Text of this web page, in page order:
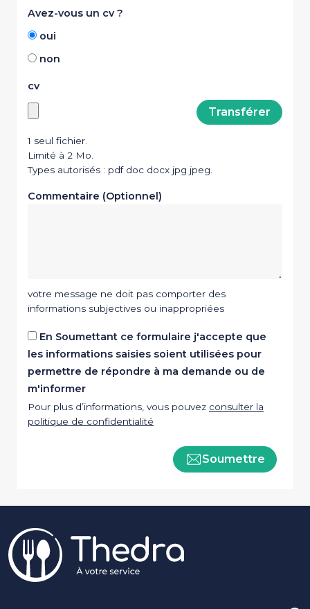
Avez-vous un cv ?
oui
non
cv
1 seul fichier.
Limité à 2 Mo.
Types autorisés : pdf doc docx jpg jpeg.
Commentaire (Optionnel)
votre message ne doit pas comporter des
informations subjectives ou inappropriées
En Soumettant ce formulaire j'accepte que
les informations saisies soient utilisées pour
permettre de répondre à ma demande ou de
m'informer
Pour plus d’informations, vous pouvez consulter la
politique de confidentialité
Soumettre